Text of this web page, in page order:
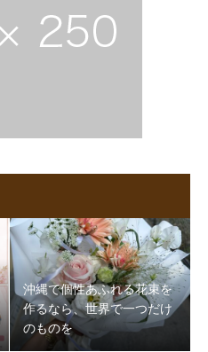
沖縄で個性あふれる花束を
作るなら、世界で一つだけ
のものを